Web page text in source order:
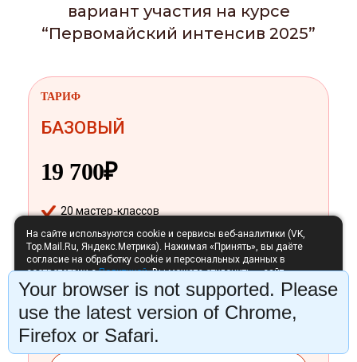
вариант участия на курсе
“Первомайский интенсив 2025”
ТАРИФ
БАЗОВЫЙ
19 700₽
20 мастер-классов
10 написанных картин
Доступ на 1 год
Купить
На сайте используются cookie и сервисы веб-аналитики (VK,
Top.Mail.Ru, Яндекс.Метрика). Нажимая «Принять», вы даёте
согласие на обработку cookie и персональных данных в
соответствии сПолитикой. Вы можете отклонить — сайт
продолжит работу без аналитики.
Отклонить
Your browser is not supported. Please
use the latest version of Chrome,
Firefox or Safari.